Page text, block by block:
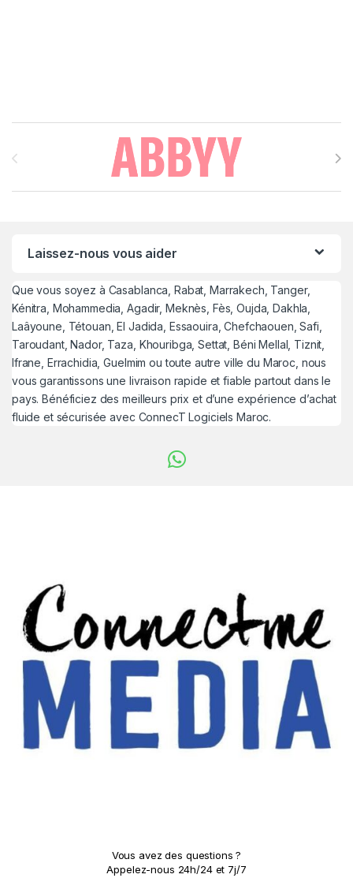
Brands Carousel
Laissez-nous vous aider
Que vous soyez à Casablanca, Rabat, Marrakech, Tanger,
Kénitra, Mohammedia, Agadir, Meknès, Fès, Oujda, Dakhla,
Laâyoune, Tétouan, El Jadida, Essaouira, Chefchaouen, Safi,
Taroudant, Nador, Taza, Khouribga, Settat, Béni Mellal, Tiznit,
Ifrane, Errachidia, Guelmim ou toute autre ville du Maroc, nous
vous garantissons une livraison rapide et fiable partout dans le
pays. Bénéficiez des meilleurs prix et d’une expérience d’achat
fluide et sécurisée avec ConnecT Logiciels Maroc.
Vous avez des questions ?
Appelez-nous 24h/24 et 7j/7